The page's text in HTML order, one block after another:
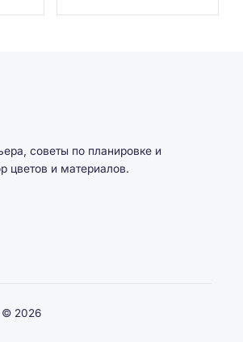
советы по планировке и
цветов и материалов.
© 2026